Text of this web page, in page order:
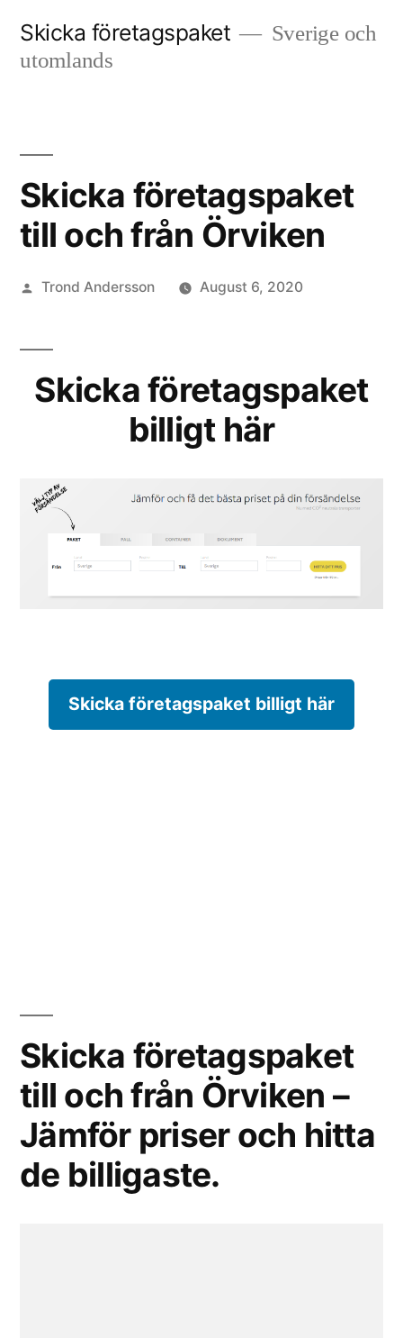
Skicka företagspaket
Sverige och
utomlands
Skicka företagspaket
till och från Örviken
Posted
Trond Andersson August 6, 2020
Skicka företagspaket
billigt här
Skicka företagspaket billigt här
Skicka företagspaket
till och från Örviken –
Jämför priser och hitta
de billigaste.